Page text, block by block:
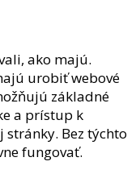
ako majú.
urobiť webové
základné
a prístup k
Bez týchto
fungovať.